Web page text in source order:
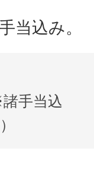
当込み。
手当込